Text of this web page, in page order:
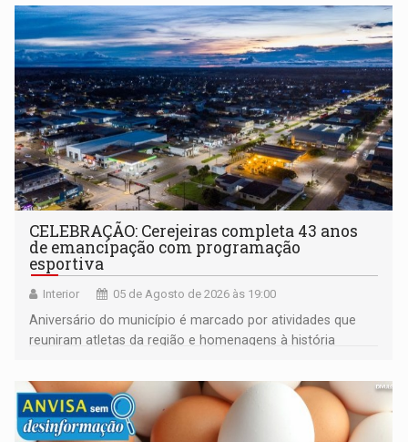
CELEBRAÇÃO: Cerejeiras completa 43 anos
de emancipação com programação
esportiva
Interior 05 de Agosto de 2026 às 19:00
Aniversário do município é marcado por atividades que
reuniram atletas da região e homenagens à história